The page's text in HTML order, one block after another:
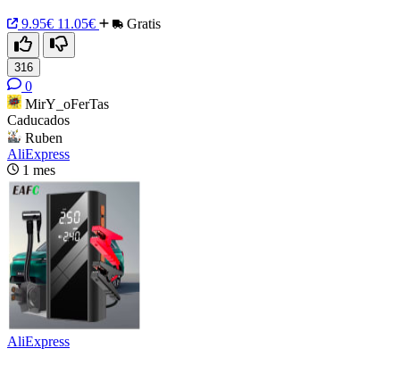
9.95€ 11.05€ Gratis
316
0
MirY_oFerTas
Caducados
Ruben
AliExpress
1 mes
AliExpress